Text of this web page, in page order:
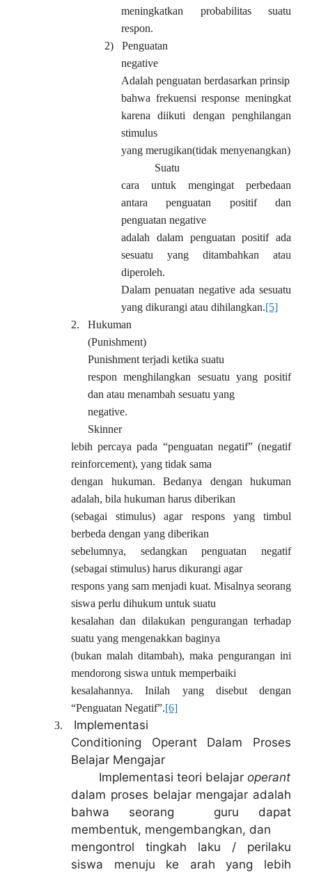
meningkatkan probabilitas suatu
respon.
2)
Penguatan
negative
Adalah penguatan berdasarkan prinsip
bahwa frekuensi response meningkat
karena diikuti dengan penghilangan
stimulus
yang merugikan(tidak menyenangkan)
Suatu
cara untuk mengingat perbedaan
antara penguatan positif dan
penguatan negative
adalah dalam penguatan positif ada
sesuatu yang ditambahkan atau
diperoleh.
Dalam penuatan negative ada sesuatu
yang dikurangi atau dihilangkan.[5]
2.
Hukuman
(Punishment)
Punishment terjadi ketika suatu
respon menghilangkan sesuatu yang positif
dan atau menambah sesuatu yang
negative.
Skinner
lebih percaya pada “penguatan negatif” (negatif
reinforcement), yang tidak sama
dengan hukuman. Bedanya dengan hukuman
adalah, bila hukuman harus diberikan
(sebagai stimulus) agar respons yang timbul
berbeda dengan yang diberikan
sebelumnya, sedangkan penguatan negatif
(sebagai stimulus) harus dikurangi agar
respons yang sam menjadi kuat. Misalnya seorang
siswa perlu dihukum untuk suatu
kesalahan dan dilakukan pengurangan terhadap
suatu yang mengenakkan baginya
(bukan malah ditambah), maka pengurangan ini
mendorong siswa untuk memperbaiki
kesalahannya. Inilah yang disebut dengan
“Penguatan Negatif”.[6]
3.
Implementasi
Conditioning Operant Dalam Proses
Belajar Mengajar
Implementasi teori belajar operant
dalam proses belajar mengajar adalah
bahwa seorang guru dapat
membentuk, mengembangkan, dan
mengontrol tingkah laku / perilaku
siswa menuju ke arah yang lebih